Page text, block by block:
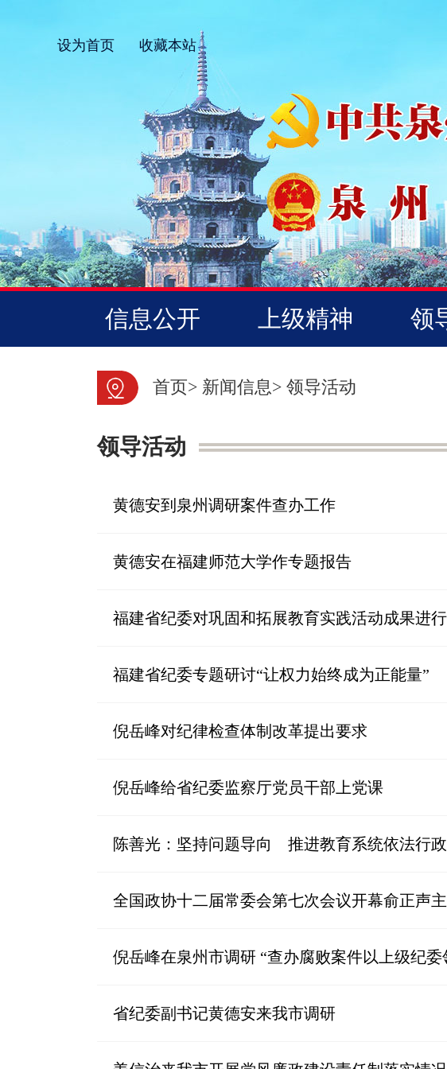
设为首页 收藏本站
信息公开 上级精神 领
首页> 新闻信息> 领导活动
领导活动
黄德安到泉州调研案件查办工作
黄德安在福建师范大学作专题报告
福建省纪委对巩固和拓展教育实践活动成果进
福建省纪委专题研讨“让权力始终成为正能量”
倪岳峰对纪律检查体制改革提出要求
倪岳峰给省纪委监察厅党员干部上党课
陈善光：坚持问题导向 推进教育系统依法行
全国政协十二届常委会第七次会议开幕俞正声
倪岳峰在泉州市调研 “查办腐败案件以上级纪
省纪委副书记黄德安来我市调研